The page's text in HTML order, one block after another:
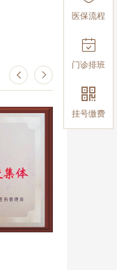
 
医保流程

门诊排班

挂号缴费